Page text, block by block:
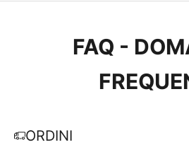
FAQ -
ORDINI